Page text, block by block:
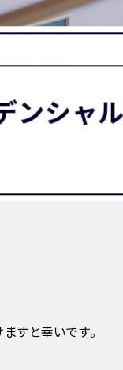
“好き”から始まる
ナゼ？×自分
ムービーチャンネル
ンシャ
すと幸いです。